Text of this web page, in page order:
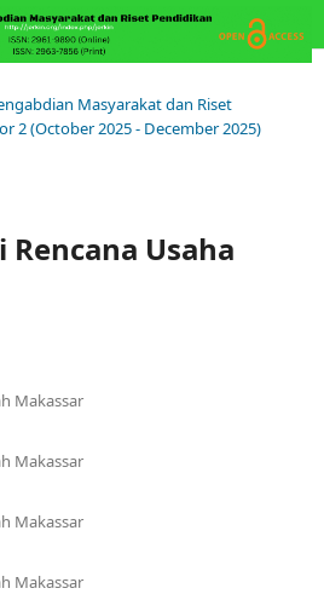
Masyarakat dan Riset
2 (October 2025 - December 2025)
Usaha
Makassar
Makassar
Makassar
Makassar